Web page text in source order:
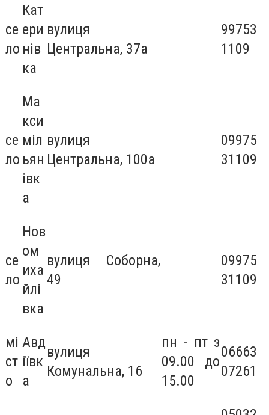
се
ло
Кат
ери
нів
ка
вулиця
Центральна, 37а
99753
1109
се
ло
Ма
кси
міл
ьян
івк
а
вулиця
Центральна, 100а
09975
31109
се
ло
Нов
ом
иха
йлі
вка
вулиця Соборна,
49
09975
31109
мі
ст
о
Авд
іївк
а
вулиця
Комунальна, 16
пн - пт з
09.00 до
15.00
06663
07261